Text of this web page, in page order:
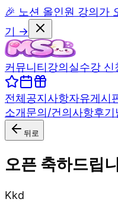
🎉 노션 올인원 강의가
기 →
커뮤니티강의실수강 신
전체공지사항자유게시
소개문의/건의사항후기
뒤로
오픈 축하드립
Kkd